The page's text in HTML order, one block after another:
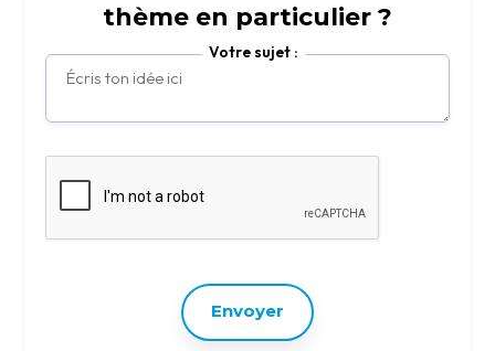
thème en particulier ?
Votre sujet :